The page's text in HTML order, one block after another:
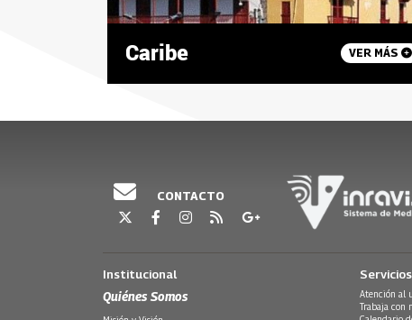
Caribe VER MÁS
CONTACTO
Institucional
Quiénes Somos
Servicios
Atención al
Trabaja con